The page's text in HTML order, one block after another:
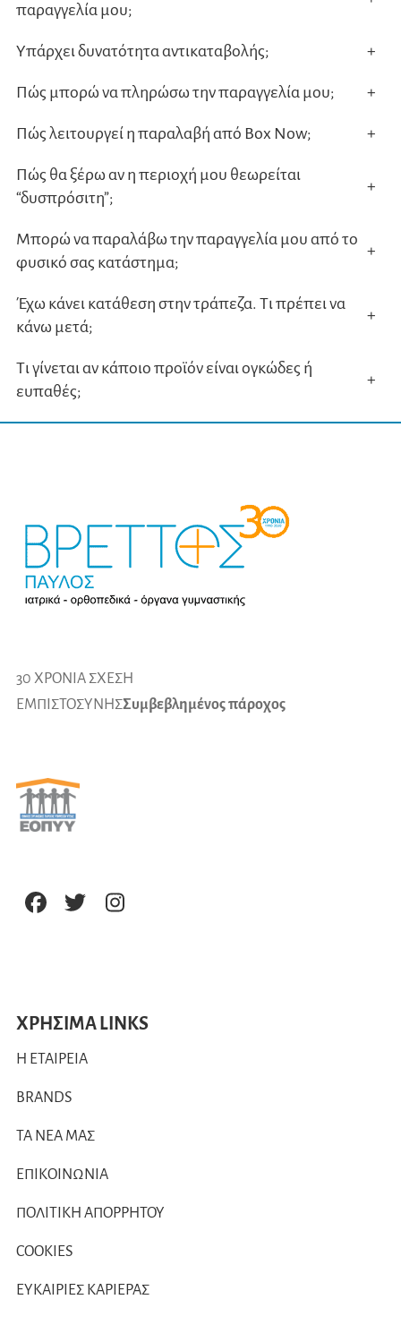
παραγγελία μου;
Υπάρχει δυνατότητα αντικαταβολής; +
Πώς μπορώ να πληρώσω την παραγγελία μου; +
Πώς λειτουργεί η παραλαβή από Box Now; +
Πώς θα ξέρω αν η περιοχή μου θεωρείται
“δυσπρόσιτη”;
+
Μπορώ να παραλάβω την παραγγελία μου από το
φυσικό σας κατάστημα;
+
Έχω κάνει κατάθεση στην τράπεζα. Τι πρέπει να
κάνω μετά;
+
Τι γίνεται αν κάποιο προϊόν είναι ογκώδες ή
ευπαθές;
+
30 ΧΡΟΝΙΑ ΣΧΕΣΗ
ΕΜΠΙΣΤΟΣΥΝΗΣΣυμβεβλημένος πάροχος
ΧΡΗΣΙΜΑ LINKS
Η ΕΤΑΙΡΕΙΑ
BRANDS
ΤΑ ΝΕΑ ΜΑΣ
ΕΠΙΚΟΙΝΩΝΙΑ
ΠΟΛΙΤΙΚΗ ΑΠΟΡΡΗΤΟΥ
COOKIES
ΕΥΚΑΙΡΙΕΣ ΚΑΡΙΕΡΑΣ